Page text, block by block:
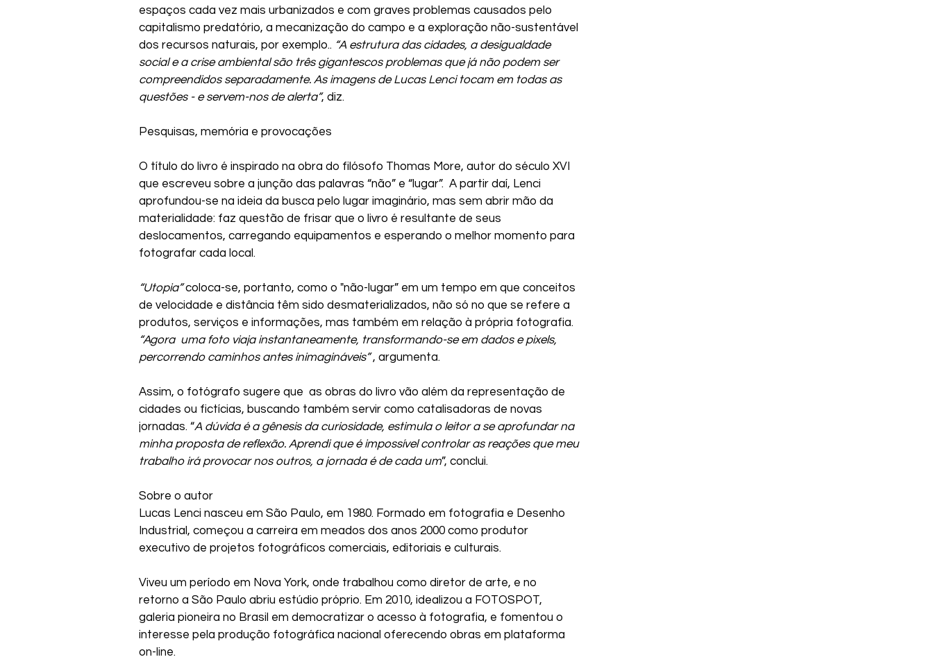
espaços cada vez mais urbanizados e com graves problemas causados pelo
capitalismo predatório, a mecanização do campo e a exploração não-sustentável
dos recursos naturais, por exemplo.. “A estrutura das cidades, a desigualdade
social e a crise ambiental são três gigantescos problemas que já não podem ser
compreendidos separadamente. As imagens de Lucas Lenci tocam em todas as
questões - e servem-nos de alerta”, diz.
Pesquisas, memória e provocações
O título do livro é inspirado na obra do filósofo Thomas More, autor do século XVI
que escreveu sobre a junção das palavras “não” e “lugar”.  A partir daí, Lenci
aprofundou-se na ideia da busca pelo lugar imaginário, mas sem abrir mão da
materialidade: faz questão de frisar que o livro é resultante de seus
deslocamentos, carregando equipamentos e esperando o melhor momento para
fotografar cada local.
“Utopia” coloca-se, portanto, como o "não-lugar” em um tempo em que conceitos
de velocidade e distância têm sido desmaterializados, não só no que se refere a
produtos, serviços e informações, mas também em relação à própria fotografia.
“Agora  uma foto viaja instantaneamente, transformando-se em dados e pixels,
percorrendo caminhos antes inimagináveis” , argumenta.
Assim, o fotógrafo sugere que  as obras do livro vão além da representação de
cidades ou fictícias, buscando também servir como catalisadoras de novas
jornadas. “A dúvida é a gênesis da curiosidade, estimula o leitor a se aprofundar na
minha proposta de reflexão. Aprendi que é impossível controlar as reações que meu
trabalho irá provocar nos outros, a jornada é de cada um”, conclui.
Sobre o autor
Lucas Lenci nasceu em São Paulo, em 1980. Formado em fotografia e Desenho
Industrial, começou a carreira em meados dos anos 2000 ­como produtor
executivo de projetos fotográficos comerciais, editoriais e culturais.
‍Viveu um período em Nova York, onde trabalhou como diretor de arte, e no
retorno a São Paulo abriu estúdio próprio. Em 2010, idealizou a FOTOSPOT,
galeria pioneira no Brasil em democratizar o acesso à fotografia, e fomentou o
interesse pela produção fotográfica nacional oferecendo obras em plataforma
on-line.